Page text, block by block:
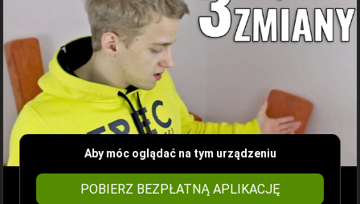
Aby móc oglądać na tym urządzeniu
POBIERZ BEZPŁATNĄ APLIKACJĘ